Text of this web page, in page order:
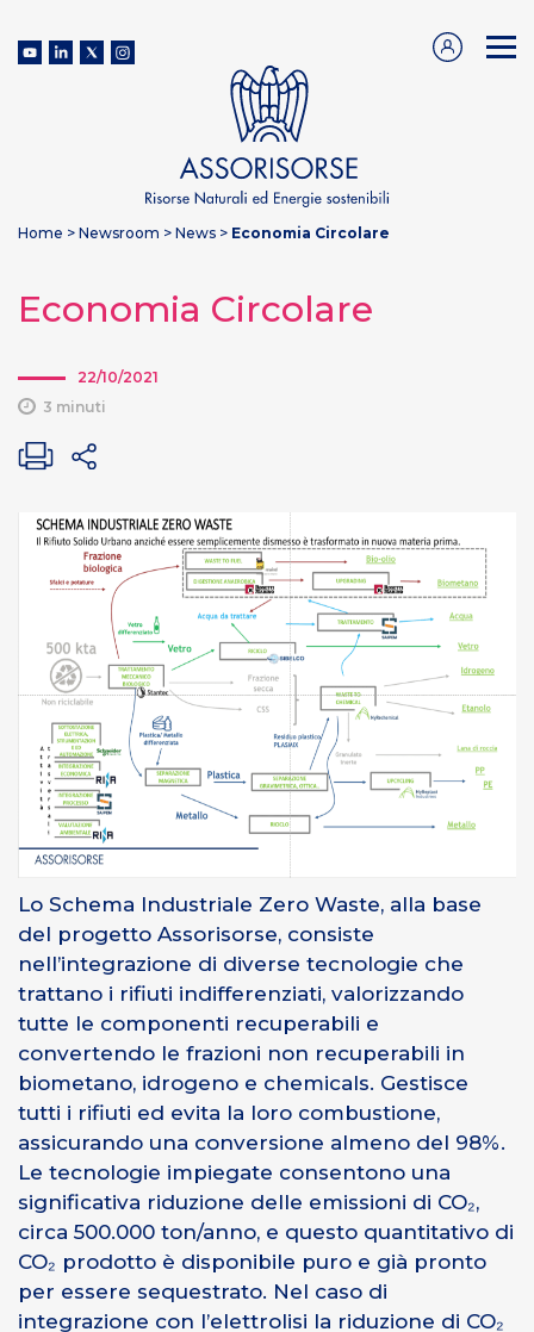
Home > Newsroom > News > Economia Circolare
Economia Circolare
22/10/2021
3 minuti
Lo Schema Industriale Zero Waste, alla base
del progetto Assorisorse, consiste
nell’integrazione di diverse tecnologie che
trattano i rifiuti indifferenziati, valorizzando
tutte le componenti recuperabili e
convertendo le frazioni non recuperabili in
biometano, idrogeno e chemicals. Gestisce
tutti i rifiuti ed evita la loro combustione,
assicurando una conversione almeno del 98%.
Le tecnologie impiegate consentono una
significativa riduzione delle emissioni di CO₂,
circa 500.000 ton/anno, e questo quantitativo di
CO₂ prodotto è disponibile puro e già pronto
per essere sequestrato. Nel caso di
integrazione con l’elettrolisi la riduzione di CO₂